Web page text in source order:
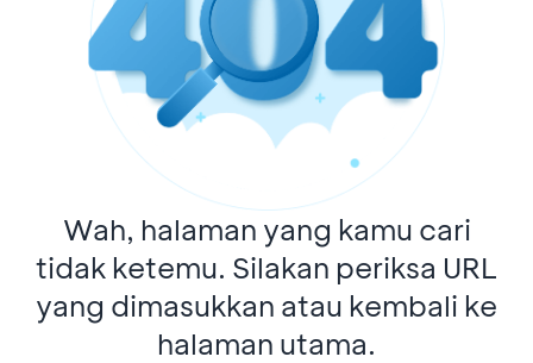
Wah, halaman yang kamu cari
tidak ketemu. Silakan periksa URL
yang dimasukkan atau kembali ke
halaman utama.